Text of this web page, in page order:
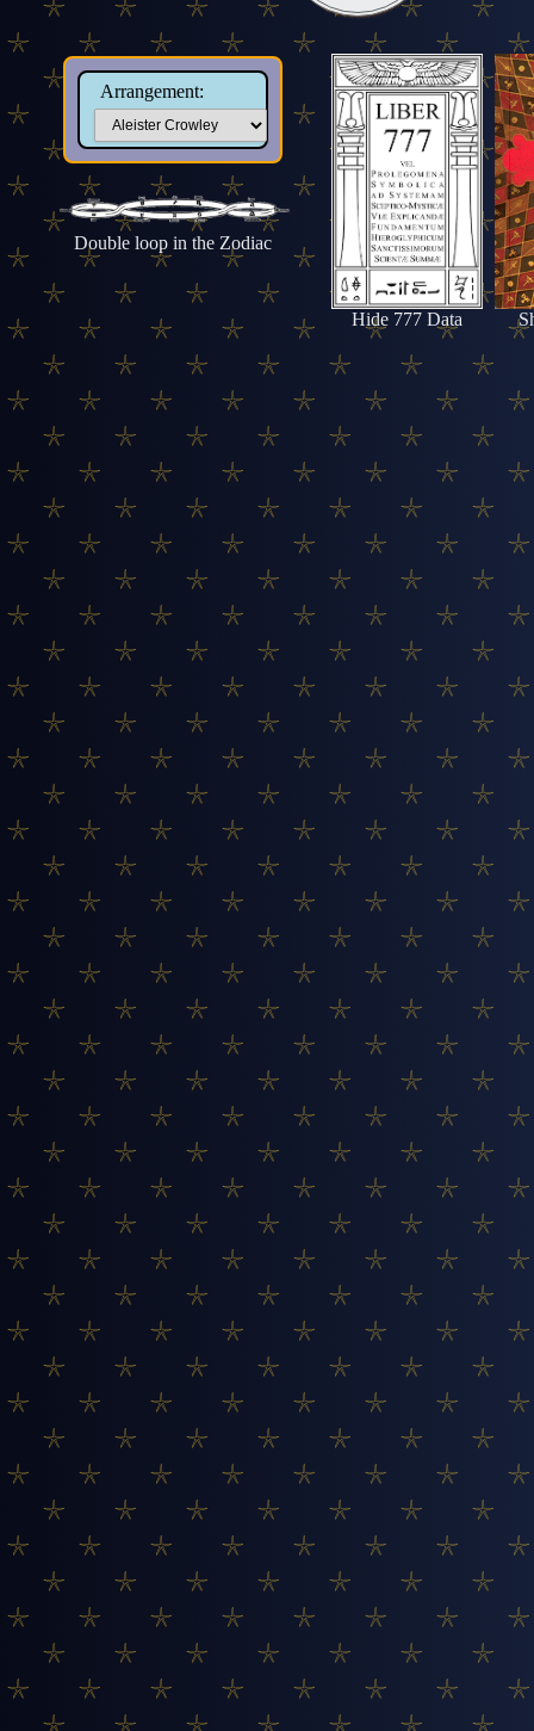
Arrangement:
Double loop in the Zodiac
Hide 777 Data